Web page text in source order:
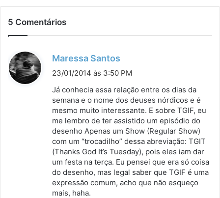
5 Comentários
Maressa Santos
i
s
e
:
23/01/2014 às 3:50 PM
Já conhecia essa relação entre os dias da
semana e o nome dos deuses nórdicos e é
mesmo muito interessante. E sobre TGIF, eu
me lembro de ter assistido um episódio do
desenho Apenas um Show (Regular Show)
com um “trocadilho” dessa abreviação: TGIT
(Thanks God It’s Tuesday), pois eles iam dar
um festa na terça. Eu pensei que era só coisa
do desenho, mas legal saber que TGIF é uma
expressão comum, acho que não esqueço
mais, haha.